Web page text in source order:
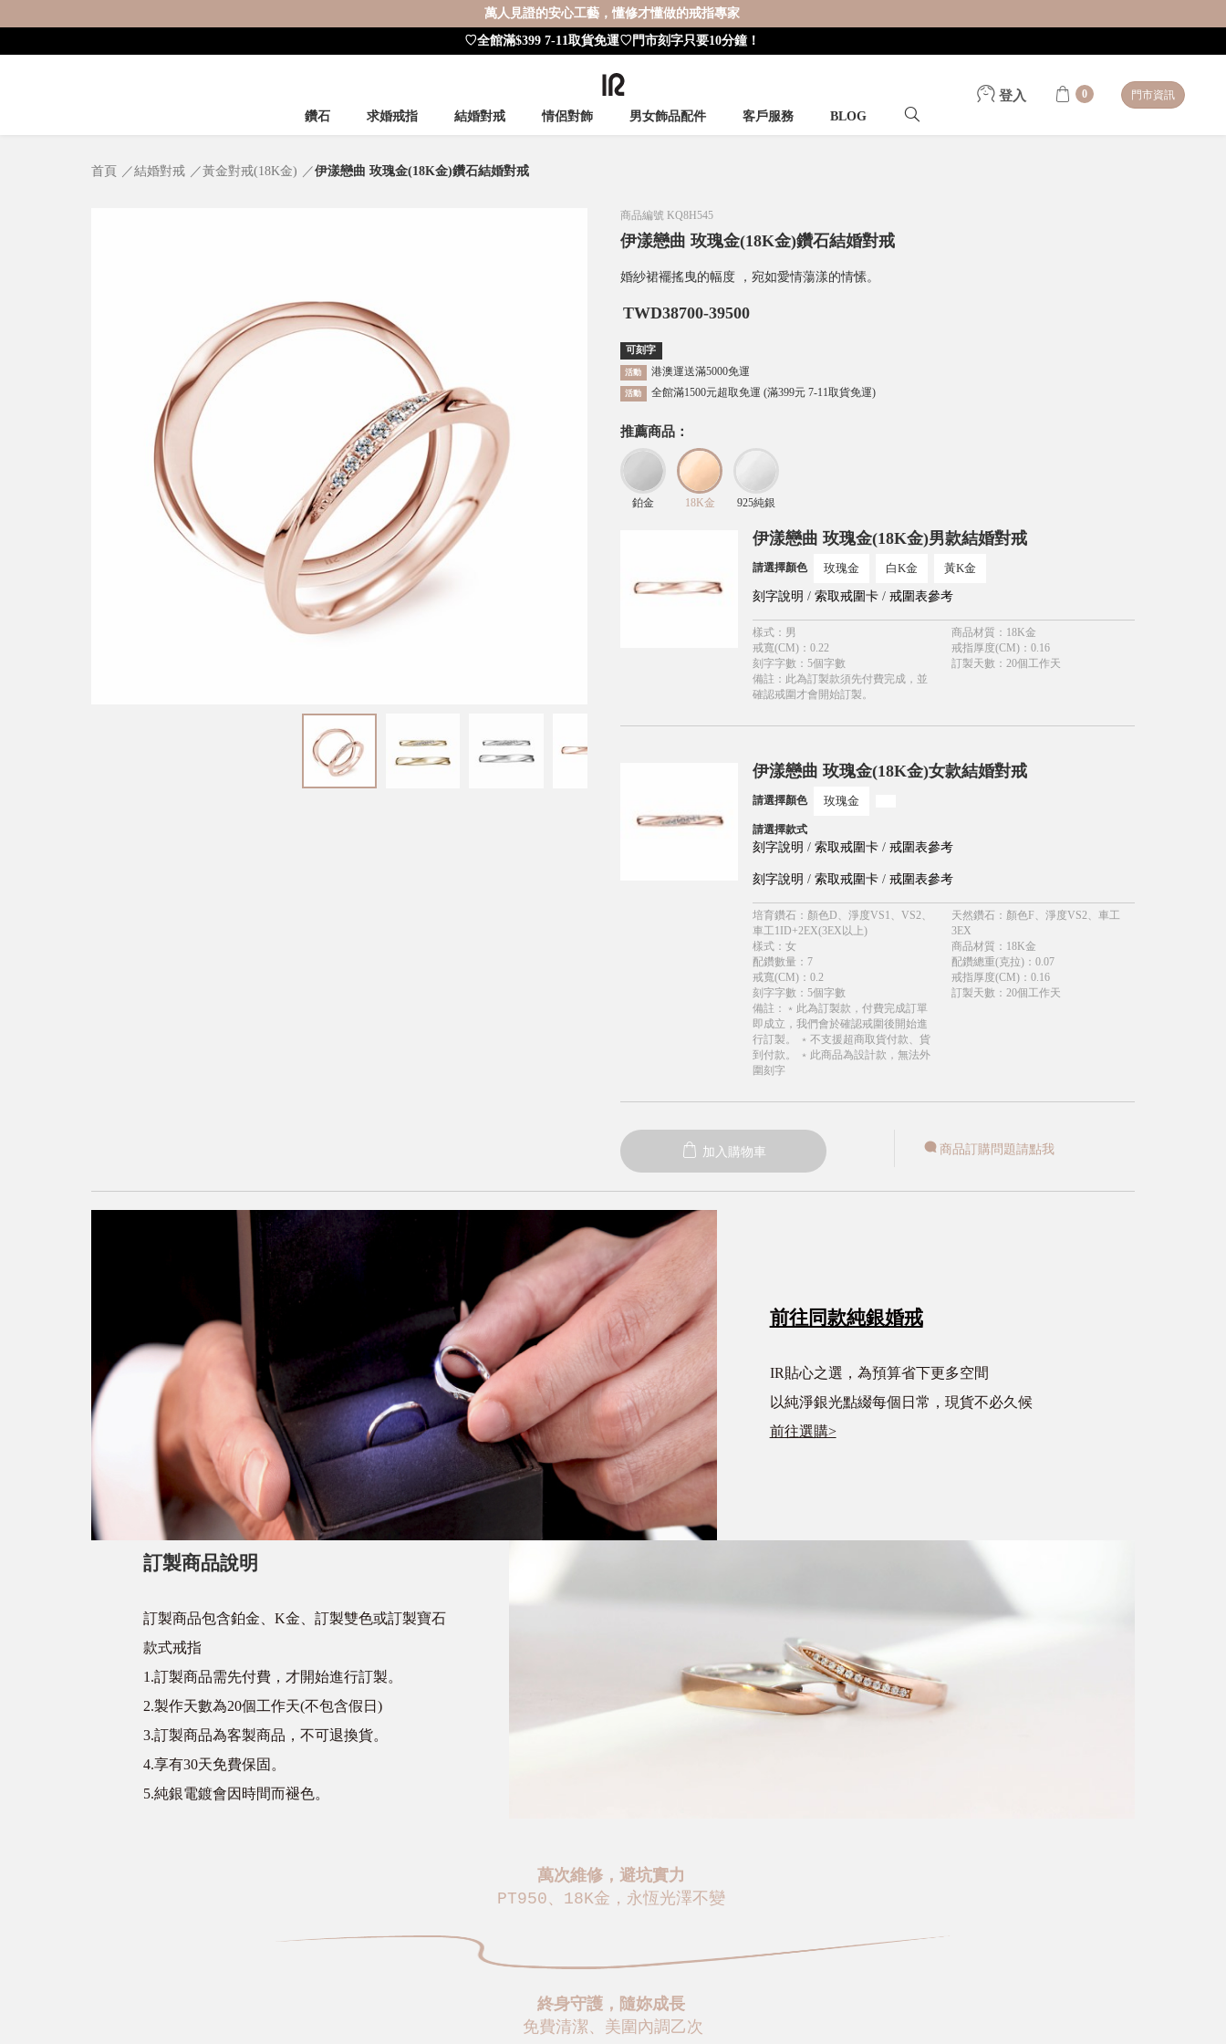
萬人見證的安心工藝，懂修才懂做的戒指專家
♡全館滿$399 7-11取貨免運♡門市刻字只要10分鐘！
鑽石 求婚戒指 結婚對戒 情侶對飾 男女飾品配件 客戶服務 BLOG
登入 0 門市資訊
首頁 結婚對戒 黃金對戒(18K金) 伊漾戀曲 玫瑰金(18K金)鑽石結婚對戒
商品編號 KQ8H545
伊漾戀曲 玫瑰金(18K金)鑽石結婚對戒
婚紗裙襬搖曳的幅度 ，宛如愛情蕩漾的情愫。
TWD38700-39500
可刻字
活動 港澳運送滿5000免運
活動 全館滿1500元超取免運 (滿399元 7-11取貨免運)
推薦商品：
鉑金 18K金 925純銀
伊漾戀曲 玫瑰金(18K金)男款結婚對戒
請選擇顏色 玫瑰金 白K金 黃K金
刻字說明 / 索取戒圍卡 / 戒圍表參考
樣式 ： 男 商品材質 ： 18K金
戒寬(CM) ： 0.22 戒指厚度(CM)： 0.16
刻字字數 ： 5個字數 訂製天數 ： 20個工作天
備註 ： 此為訂製款須先付費完成，並
確認戒圍才會開始訂製。
伊漾戀曲 玫瑰金(18K金)女款結婚對戒
請選擇顏色 玫瑰金
請選擇款式
刻字說明 / 索取戒圍卡 / 戒圍表參考
刻字說明 / 索取戒圍卡 / 戒圍表參考
培育鑽石 ： 顏色D、淨度VS1、VS2、
車工1ID+2EX(3EX以上)
天然鑽石： 顏色F、淨度VS2、車工
3EX
樣式 ： 女 商品材質 ： 18K金
配鑽數量 ： 7 配鑽總重(克拉)： 0.07
戒寬(CM) ： 0.2 戒指厚度(CM)： 0.16
刻字字數 ： 5個字數 訂製天數 ： 20個工作天
備註 ：
﹡此為訂製款，付費完成訂單
即成立，我們會於確認戒圍後開始進
行訂製。 ﹡不支援超商取貨付款、貨
到付款。 ﹡此商品為設計款，無法外
圍刻字
加入購物車 商品訂購問題請點我
前往同款純銀婚戒
IR貼心之選，為預算省下更多空間
以純淨銀光點綴每個日常，現貨不必久候
前往選購>
訂製商品說明
訂製商品包含鉑金、K金、訂製雙色或訂製寶石
款式戒指
1.訂製商品需先付費，才開始進行訂製。
2.製作天數為20個工作天(不包含假日)
3.訂製商品為客製商品，不可退換貨。
4.享有30天免費保固。
5.純銀電鍍會因時間而褪色。
萬次維修，避坑實力
PT950、18K金，永恆光澤不變
終身守護，隨妳成長
免費清潔、美圍內調乙次